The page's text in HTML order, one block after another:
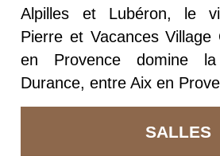
Alpilles et Lubéron, le
Pierre et Vacances Village
en Provence domine
Durance, entre Aix en
SALLES